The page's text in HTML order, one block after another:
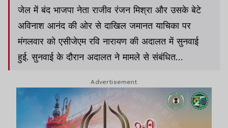
जेल में बंद भाजपा नेता राजीव रंजन मिश्रा और उसके बेटे
अविनाश आनंद की ओर से दाखिल जमानत याचिका पर
मंगलवार को एसीजेएम रवि नारायण की अदालत में सुनवाई
हुई. सुनवाई के दौरान अदालत ने मामले से संबंधित
लिए 22 मई की तिथि निर्धारित की.
Advertisement